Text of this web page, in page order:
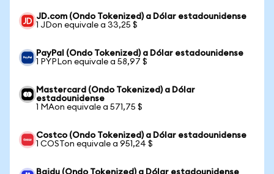
JD.com (Ondo Tokenized) a Dólar estadounidense
1 JDon equivale a 33,25 $
PayPal (Ondo Tokenized) a Dólar estadounidense
1 PYPLon equivale a 58,97 $
Mastercard (Ondo Tokenized) a Dólar
estadounidense
1 MAon equivale a 571,75 $
Costco (Ondo Tokenized) a Dólar estadounidense
1 COSTon equivale a 951,24 $
Baidu (Ondo Tokenized) a Dólar estadounidense